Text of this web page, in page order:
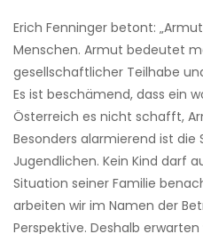
Erich Fenninger betont:
Menschen. Armut bedeutet
gesellschaftlicher Teilhabe
Es ist beschämend, dass ein
Österreich es nicht schafft,
Besonders alarmierend ist die
Jugendlichen. Kein Kind darf
Situation seiner Familie
arbeiten wir im Namen der
Perspektive. Deshalb